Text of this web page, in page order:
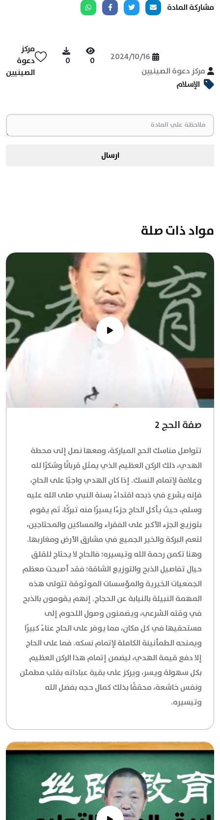
مشاركة المادة
مركز دعوة الصينيين
2024/10/16
0
0
مركز
دعوة
الصينيين
الإسلام
ارسال
مواد ذات صلة
صفة الحج 2
تتواصل مناسك الحج المباركة، ومعها نصل إلى محطة
الهدي، ذلك الركن العظيم الذي يمثل قربانًا وشكرًا لله
وعلامة لإتمام النسك. إذا كان الهدي واجبًا على الحاج،
فإنه يشرع في ذبحه اقتداءً بسنة النبي صلى الله عليه
وسلم، حيث يأكل الحاج جزءًا يسيرًا منه تبركًا، ثم يقوم
بتوزيع الجزء الأكبر على الفقراء والمساكين والمحتاجين،
لتعم البركة والخير الجميع في مشارق الأرض ومغاربها.
وهنا تكمن رحمة الله وتيسيره؛ فالحاج لا يحتاج للقلق
حيال تفاصيل الذبح والتوزيع الشاقة؛ فقد أصبحت معظم
الجمعيات الخيرية والمؤسسات الموثوقة تتولى هذه
المهمة النبيلة بالنيابة عن الحجاج. إنهم يقومون بالذبح
في وقته الشرعي، ويضمنون وصول اللحوم إلى
مستحقيها في كل مكان، مما يوفر على الحاج عناءً كبيرًا
ويمنحه الطمأنينة الكاملة لإتمام نسكه. فما على الحاج
إلا دفع قيمة الهدي، ليضمن إتمام هذا الركن العظيم
بكل سهولة ويسر، ويركز على بقية عباداته بقلب مطمئن
ونفس خاشعة، محققًا بذلك كمال حجه بفضل الله
وتيسيره.